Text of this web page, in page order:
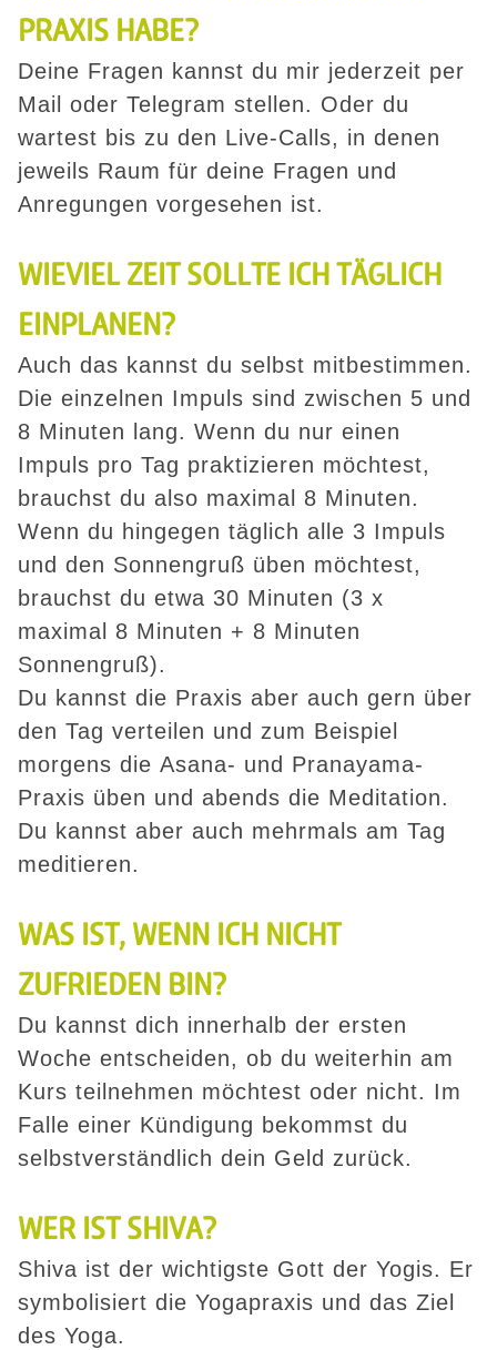
PRAXIS HABE?
Deine Fragen kannst du mir jederzeit per
Mail oder Telegram stellen. Oder du
wartest bis zu den Live-Calls, in denen
jeweils Raum für deine Fragen und
Anregungen vorgesehen ist.
WIEVIEL ZEIT SOLLTE ICH TÄGLICH
EINPLANEN?
Auch das kannst du selbst mitbestimmen.
Die einzelnen Impuls sind zwischen 5 und
8 Minuten lang. Wenn du nur einen
Impuls pro Tag praktizieren möchtest,
brauchst du also maximal 8 Minuten.
Wenn du hingegen täglich alle 3 Impuls
und den Sonnengruß üben möchtest,
brauchst du etwa 30 Minuten (3 x
maximal 8 Minuten + 8 Minuten
Sonnengruß).
Du kannst die Praxis aber auch gern über
den Tag verteilen und zum Beispiel
morgens die Asana- und Pranayama-
Praxis üben und abends die Meditation.
Du kannst aber auch mehrmals am Tag
meditieren.
WAS IST, WENN ICH NICHT
ZUFRIEDEN BIN?
Du kannst dich innerhalb der ersten
Woche entscheiden, ob du weiterhin am
Kurs teilnehmen möchtest oder nicht. Im
Falle einer Kündigung bekommst du
selbstverständlich dein Geld zurück.
WER IST SHIVA?
Shiva ist der wichtigste Gott der Yogis. Er
symbolisiert die Yogapraxis und das Ziel
des Yoga.